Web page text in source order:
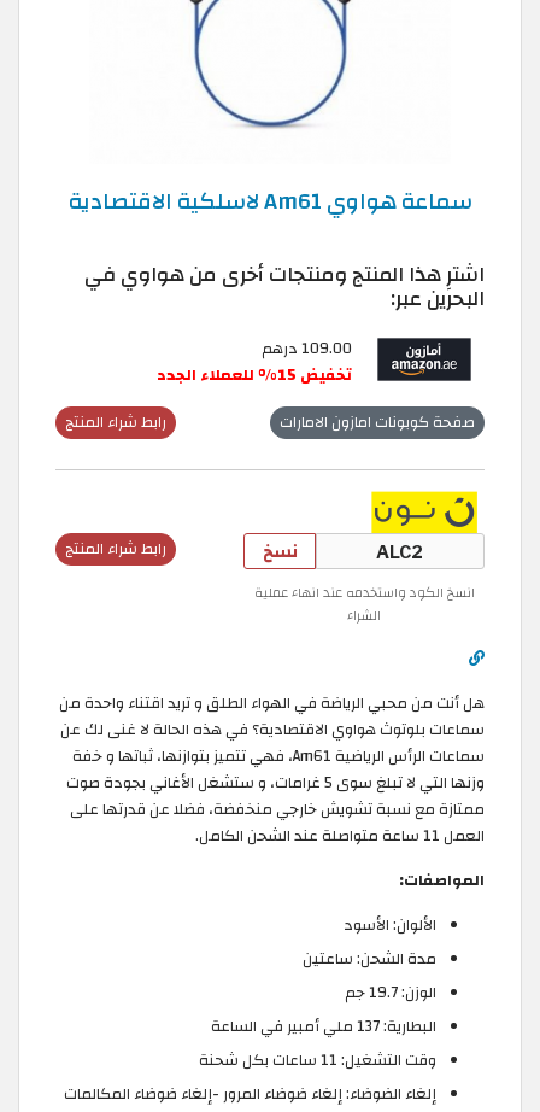
سماعة هواوي Am61 لاسلكية الاقتصادية
اشترِ هذا المنتج ومنتجات أخرى من هواوي في
البحرين عبر:
109.00 درهم
تخفيض 15% للعملاء الجدد
رابط شراء المنتج صفحة كوبونات امازون الامارات
رابط شراء المنتج نسخ
انسخ الكود واستخدمه عند انهاء عملية
الشراء
هل أنت من محبي الرياضة في الهواء الطلق و تريد اقتناء واحدة من
سماعات بلوتوث هواوي الاقتصادية؟ في هذه الحالة لا غنى لك عن
سماعات الرأس الرياضية Am61، فهي تتميز بتوازنها، ثباتها و خفة
وزنها التي لا تبلغ سوى 5 غرامات، و ستشغل الأغاني بجودة صوت
ممتازة مع نسبة تشويش خارجي منخفضة، فضلا عن قدرتها على
العمل 11 ساعة متواصلة عند الشحن الكامل.
المواصفات:
الألوان: الأسود
مدة الشحن: ساعتين
الوزن: 19.7 جم
البطارية: 137 ملي أمبير في الساعة
وقت التشغيل: 11 ساعات بكل شحنة
إلغاء الضوضاء: إلغاء ضوضاء المرور -إلغاء ضوضاء المكالمات